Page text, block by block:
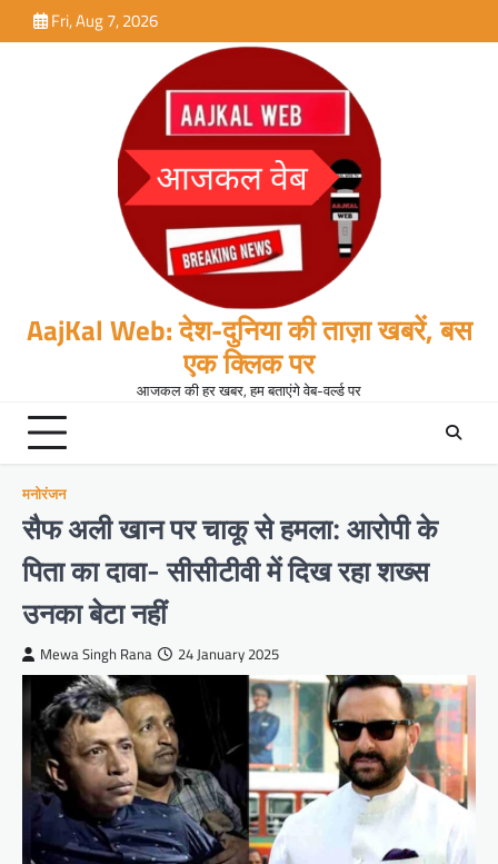
to
Fri, Aug 7, 2026
AajKal Web: देश-दुनिया की ताज़ा खबरें, बस
एक क्लिक पर
आजकल की हर खबर, हम बताएंगे वेब-वर्ल्ड पर
मनोरंजन
सैफ अली खान पर चाकू से हमला: आरोपी के
पिता का दावा- सीसीटीवी में दिख रहा शख्स
उनका बेटा नहीं
Mewa Singh Rana 24 January 2025